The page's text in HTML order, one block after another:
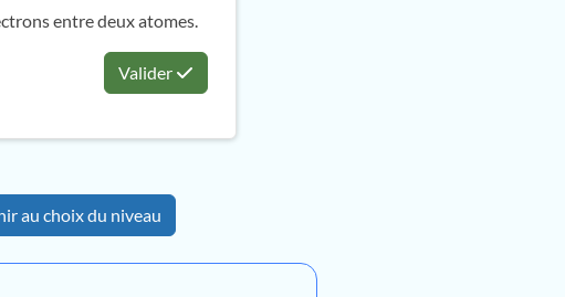
entre deux atomes.
Valider
au choix du niveau